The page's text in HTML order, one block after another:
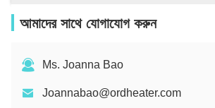
আমাদের সাথে যোগাযোগ করুন
Ms. Joanna Bao
Joannabao@ordheater.com